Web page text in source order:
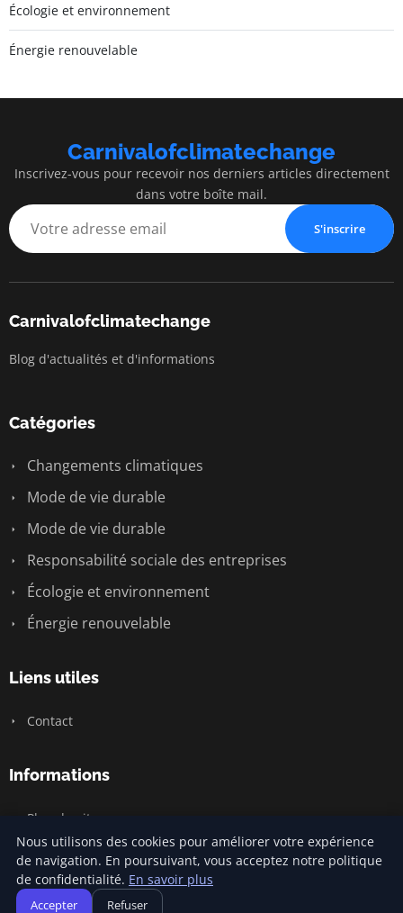
Écologie et environnement
Énergie renouvelable
Carnivalofclimatechange
Inscrivez-vous pour recevoir nos derniers articles directement
dans votre boîte mail.
S'inscrire
Carnivalofclimatechange
Blog d'actualités et d'informations
Catégories
Changements climatiques
Mode de vie durable
Mode de vie durable
Responsabilité sociale des entreprises
Écologie et environnement
Énergie renouvelable
Liens utiles
Contact
Informations
Plan du site
© 2026 Carnivalofclimatechange. Tous droits réservés.
Nous utilisons des cookies pour améliorer votre expérience
de navigation. En poursuivant, vous acceptez notre politique
de confidentialité. En savoir plus
Accepter Refuser